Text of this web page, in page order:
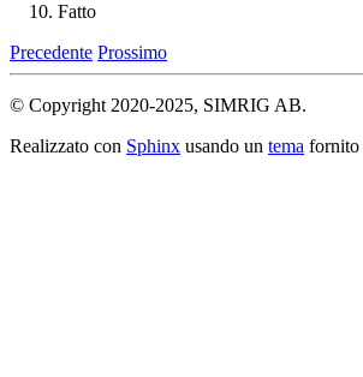
Fatto
Precedente Prossimo
© Copyright 2020-2025, SIMRIG AB.
Realizzato con Sphinx usando un tema fornito